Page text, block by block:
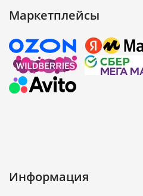
Маркетплейсы
Информация